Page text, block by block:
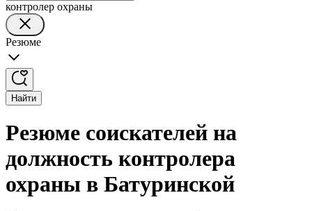
контролер охраны
Резюме
Найти
Резюме соискателей на
должность контролера
охраны в Батуринской